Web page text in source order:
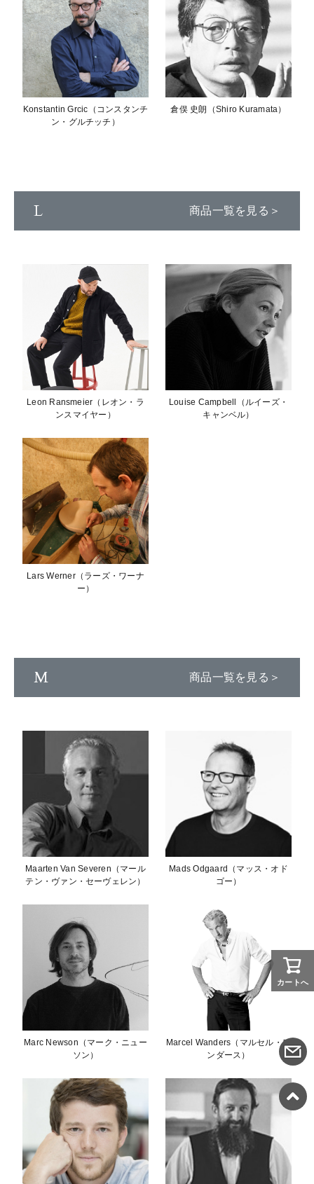
Konstantin Grcic（コンスタンチ
ン・グルチッチ）
倉俣 史朗（Shiro Kuramata）
L 商品一覧を見る＞
Leon Ransmeier（レオン・ラ
ンスマイヤー）
Louise Campbell（ルイーズ・
キャンベル）
Lars Werner（ラーズ・ワーナ
ー）
M 商品一覧を見る＞
Maarten Van Severen（マール
テン・ヴァン・セーヴェレン）
Mads Odgaard（マッス・オド
ゴー）
Marc Newson（マーク・ニュー
ソン）
Marcel Wanders（マルセル・ワ
ンダース）
カートへ